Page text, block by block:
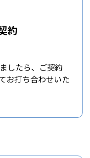
約
したら、ご契約
お打ち合わせいた